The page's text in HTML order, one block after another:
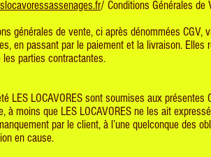
/ Conditions Générales de
générales de vente, ci après dénommées
en passant par le paiement et la livraison.
parties contractantes.
LES LOCAVORES sont soumises aux
à moins que LES LOCAVORES ne les ait
par le client, à l’une quelconque des
en cause.